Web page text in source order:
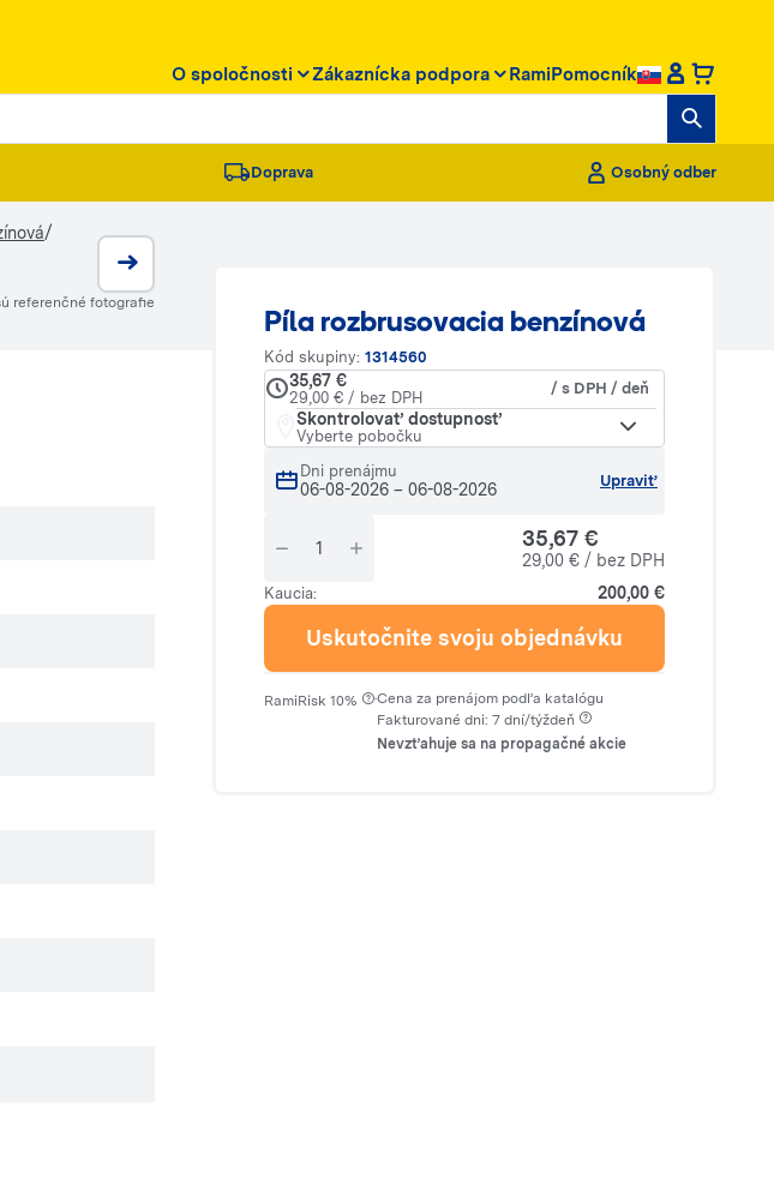
O spoločnosti Zákaznícka podpora RamiPomocník
Doprava Osobný odber
/
Píla rozbrusovacia benzínová
Kód skupiny: 1314560
35,67 €
29,00 € / bez DPH
/ s DPH / deň
Skontrolovať dostupnosť
Vyberte pobočku
Dni prenájmu
06-08-2026 – 06-08-2026 Upraviť
35,67 €
29,00 € / bez DPH
Kaucia: 200,00 €
Uskutočnite svoju objednávku
RamiRisk 10% ·Cena za prenájom podľa katalógu
Fakturované dni: 7 dní/týždeň
Nevzťahuje sa na propagačné akcie
referenčné fotografie